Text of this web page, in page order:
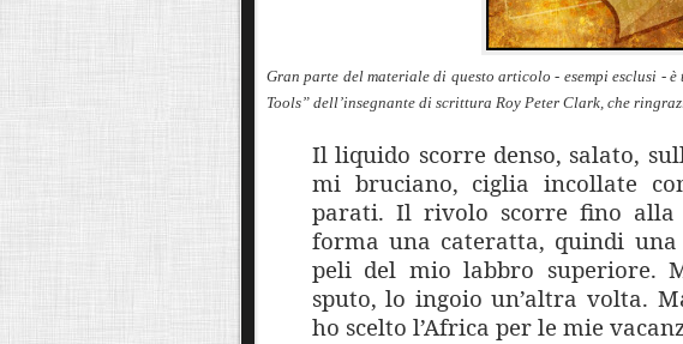
Gran parte del materiale di questo articolo - esempi esclusi -
Tools” dell’insegnante di scrittura Roy Peter Clark, che
Il liquido scorre denso, salato,
mi bruciano, ciglia incollate
parati. Il rivolo scorre fino alla
forma una cateratta, quindi
peli del mio labbro superiore.
sputo, lo ingoio un’altra volta.
ho scelto l’Africa per le mie